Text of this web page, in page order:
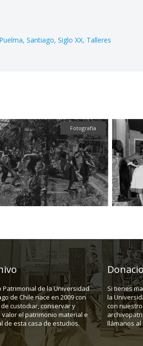
Santiago Siglo XX Talleres
Fotografía
Patrimonial de la Universidad
de Chile nace en 2009 con
custodiar, conservar y
el patrimonio material e
de esta casa de estudios.
Si tienes
la
con
llámanos al